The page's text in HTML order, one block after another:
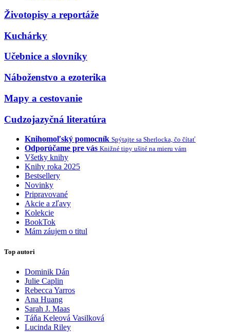
Životopisy a reportáže
Kuchárky
Učebnice a slovníky
Náboženstvo a ezoterika
Mapy a cestovanie
Cudzojazyčná literatúra
Knihomoľský pomocník Spýtajte sa Sherlocka, čo čítať
Odporúčame pre vás Knižné tipy ušité na mieru vám
Všetky knihy
Knihy roka 2025
Bestsellery
Novinky
Pripravované
Akcie a zľavy
Kolekcie
BookTok
Mám záujem o titul
Top autori
Dominik Dán
Julie Caplin
Rebecca Yarros
Ana Huang
Sarah J. Maas
Táňa Keleová Vasilková
Lucinda Riley